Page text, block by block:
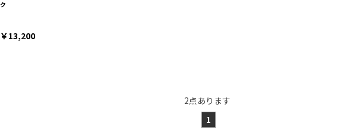
ク
￥13,200
2点あります
1